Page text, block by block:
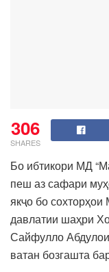
306
SHARES
Бо ибтикори МД
пеш аз сафари
якҷо бо
давлатии шаҳри
Сайфулло
ватан бозгашта